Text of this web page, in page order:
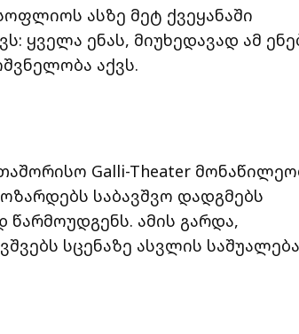
ასზე მეტ ქვეყანაში
ყველა ენას, მიუხედავად ამ
აქვს.
Galli-Theater
საბავშვო დადგმებს
ამის გარდა,
სცენაზე ასვლის